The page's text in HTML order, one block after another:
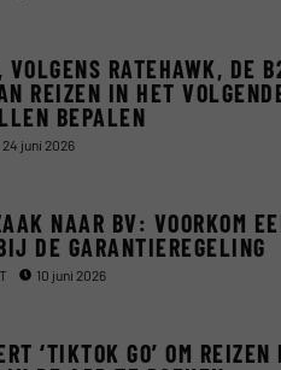
RATEHAWK, DE
REIZEN IN HET
BEPALEN
24 juni 2026
NAAR BV: VOORKOM
DE GARANTIEREGELING
10 juni 2026
‘TIKTOK GO’ OM REIZEN